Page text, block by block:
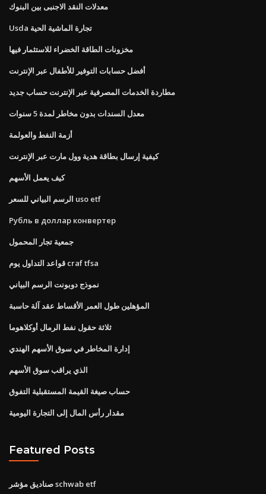
معدلات النقد الاجنبى بين البنوك
Usda تجارة الماشية الحية
مخزونات الطاقة الخضراء للاستثمار فيها
أفضل حسابات التوفير للأطفال عبر الإنترنت
مطاردة الخدمات المصرفية عبر الإنترنت حساب جديد
معدل السندات بدون مخاطر لمدة 5 سنوات
أزمة النفط والعولمة
كيفية إرسال بطاقة هدية وول مارت عبر الإنترنت
كيف يعمل الأسهم
الرسم البياني للسعر uso etf
Рубль в доллар конвертер
جمعية تجار المحمول
قواعد التداول يوم craf tfsa
نموذج دوبونت الرسم البياني
المؤهلين طول العمر الأقساط عقد آلة حاسبة
ثلاثة حقول نفط الرمال أوكلاهوما
إدارة المخاطر في سوق الأسهم الهندي
الذي يراقب سوق الأسهم
حساب صيغة القيمة المستقبلية التفوق
مقدار رأس المال إلى التجارة اليومية
Featured Posts
صناديق مؤشر schwab etf